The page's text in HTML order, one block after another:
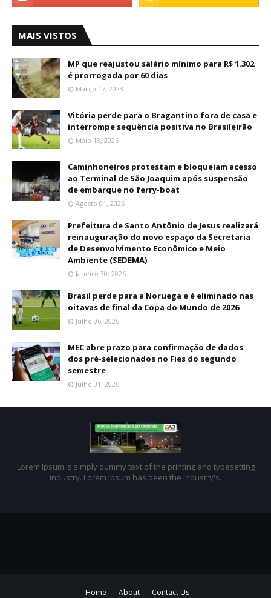
MAIS VISTOS
MP que reajustou salário mínimo para R$ 1.302
é prorrogada por 60 dias
Março 17, 2023
Vitória perde para o Bragantino fora de casa e
interrompe sequência positiva no Brasileirão
Maio 18, 2026
Caminhoneiros protestam e bloqueiam acesso
ao Terminal de São Joaquim após suspensão
de embarque no ferry-boat
Agosto 01, 2026
Prefeitura de Santo Antônio de Jesus realizará
reinauguração do novo espaço da Secretaria
de Desenvolvimento Econômico e Meio
Ambiente (SEDEMA)
Janeiro 30, 2026
Brasil perde para a Noruega e é eliminado nas
oitavas de final da Copa do Mundo de 2026
Julho 06, 2026
MEC abre prazo para confirmação de dados
dos pré-selecionados no Fies do segundo
semestre
Julho 31, 2026
Lorem Ipsum is simply dummy text of the printing and typesetting
industry. Lorem Ipsum has been the industry's.
Home About Contact Us